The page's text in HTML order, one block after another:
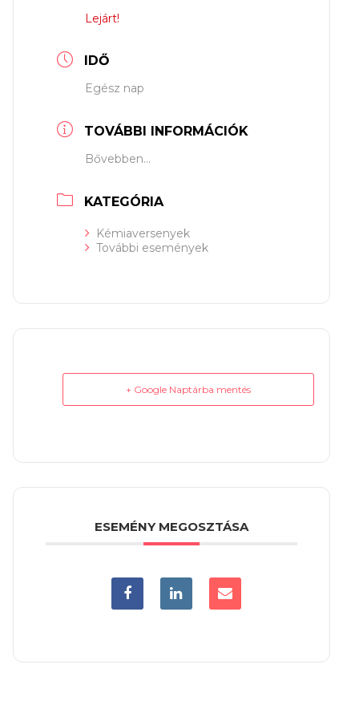
Lejárt!
IDŐ
Egész nap
TOVÁBBI INFORMÁCIÓK
Bővebben...
KATEGÓRIA
Kémiaversenyek
További események
+ Google Naptárba mentés
ESEMÉNY MEGOSZTÁSA